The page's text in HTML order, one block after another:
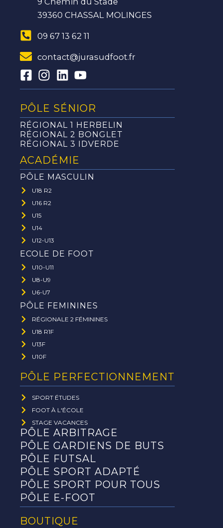
39360 CHASSAL MOLINGES
09 67 13 62 11
contact@jurasudfoot.fr
PÔLE SÉNIOR
RÉGIONAL 1 HERBELIN
RÉGIONAL 2 BONGLET
RÉGIONAL 3 IDVERDE
ACADÉMIE
PÔLE MASCULIN
U18 R2
U16 R2
U15
U14
U12-U13
ECOLE DE FOOT
U10-U11
U8-U9
U6-U7
PÔLE FEMININES
RÉGIONALE 2 FÉMININES
U18 R1F
U13F
U10F
PÔLE PERFECTIONNEMENT
SPORT ÉTUDES
FOOT À L'ÉCOLE
STAGE VACANCES
PÔLE ARBITRAGE
PÔLE GARDIENS DE BUTS
PÔLE FUTSAL
PÔLE SPORT ADAPTÉ
PÔLE SPORT POUR TOUS
PÔLE E-FOOT
BOUTIQUE